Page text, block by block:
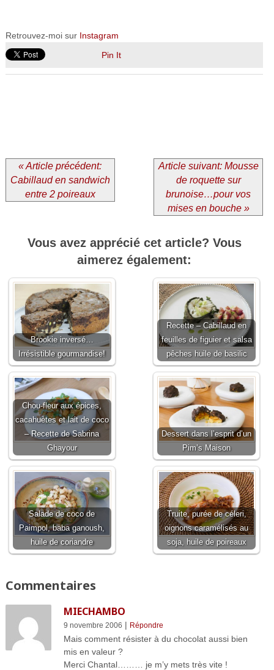
Retrouvez-moi sur Instagram
Pin It
« Article précédent:
Cabillaud en sandwich
entre 2 poireaux
Article suivant: Mousse
de roquette sur
brunoise…pour vos
mises en bouche »
Vous avez apprécié cet article? Vous
aimerez également:
Brookie inversé…
Irrésistible gourmandise!
Recette – Cabillaud en
feuilles de figuier et salsa
pêches huile de basilic
Chou-fleur aux épices,
cacahuètes et lait de coco
– Recette de Sabrina
Ghayour
Dessert dans l’esprit d’un
Pim’s Maison
Salade de coco de
Paimpol, baba ganoush,
huile de coriandre
Truite, purée de céleri,
oignons caramélisés au
soja, huile de poireaux
Commentaires
MIECHAMBO
9 novembre 2006 | Répondre
Mais comment résister à du chocolat aussi bien
mis en valeur ?
Merci Chantal……… je m’y mets très vite !